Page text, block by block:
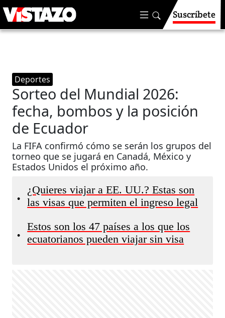
Suscríbete
Deportes
Sorteo del Mundial 2026:
fecha, bombos y la posición
de Ecuador
La FIFA confirmó cómo se serán los grupos del
torneo que se jugará en Canadá, México y
Estados Unidos el próximo año.
•
¿Quieres viajar a EE. UU.? Estas son
las visas que permiten el ingreso legal
•
Estos son los 47 países a los que los
ecuatorianos pueden viajar sin visa